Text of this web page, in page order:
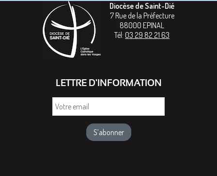
Diocèse de Saint-Dié
7 Rue de la Préfecture
88000 EPINAL
Tél: 03 29 82 21 63
LETTRE D'INFORMATION